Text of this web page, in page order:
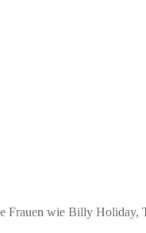
Frauen wie Billy Holiday,